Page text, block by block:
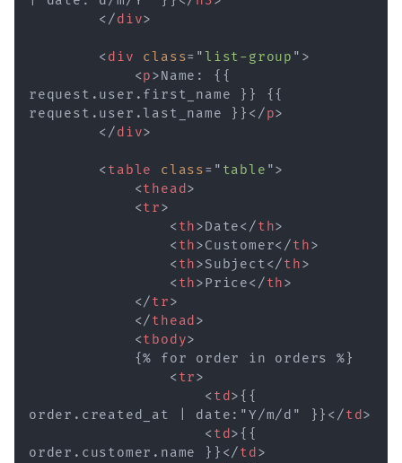
</div>
<div class= " list-group " >
<p>Name: {{
request.user.first_name }} {{
request.user.last_name }} </p>
</div>
<table class= " table ">
<thead>
<tr>
<th>Date</th>
<th>Customer</th>
<th>Subject</th>
<th>Price</th>
</tr>
</thead >
<tbody>
<tr>
<td>{{
order.created_at | date:"Y/m/d" }} </td>
<td>{{
order.customer.name }} </td >